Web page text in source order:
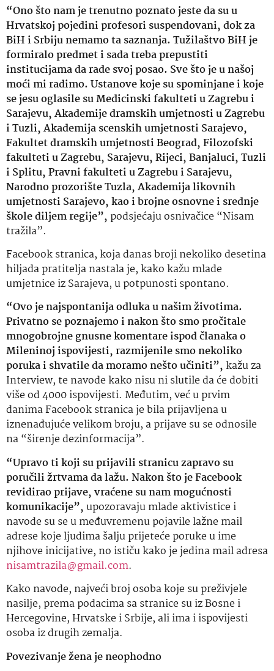
“Ono što nam je trenutno poznato jeste da su u
Hrvatskoj pojedini profesori suspendovani, dok za
BiH i Srbiju nemamo ta saznanja. Tužilaštvo BiH je
formiralo predmet i sada treba prepustiti
institucijama da rade svoj posao. Sve što je u našoj
moći mi radimo. Ustanove koje su spominjane i koje
se jesu oglasile su Medicinski fakulteti u Zagrebu i
Sarajevu, Akademije dramskih umjetnosti u Zagrebu
i Tuzli, Akademija scenskih umjetnosti Sarajevo,
Fakultet dramskih umjetnosti Beograd, Filozofski
fakulteti u Zagrebu, Sarajevu, Rijeci, Banjaluci, Tuzli
i Splitu, Pravni fakulteti u Zagrebu i Sarajevu,
Narodno prozorište Tuzla, Akademija likovnih
umjetnosti Sarajevo, kao i brojne osnovne i srednje
škole diljem regije”, podsjećaju osnivačice “Nisam
tražila”.
Facebook stranica, koja danas broji nekoliko desetina
hiljada pratitelja nastala je, kako kažu mlade
umjetnice iz Sarajeva, u potpunosti spontano.
“Ovo je najspontanija odluka u našim životima.
Privatno se poznajemo i nakon što smo pročitale
mnogobrojne gnusne komentare ispod članaka o
Mileninoj ispovijesti, razmijenile smo nekoliko
poruka i shvatile da moramo nešto učiniti”,kažu za
Interview, te navode kako nisu ni slutile da će dobiti
više od 4000 ispovijesti. Međutim, već u prvim
danima Facebook stranica je bila prijavljena u
iznenađujuće velikom broju, a prijave su se odnosile
na “širenje dezinformacija”.
“Upravo ti koji su prijavili stranicu zapravo su
poručili žrtvama da lažu. Nakon što je Facebook
revidirao prijave, vraćene su nam mogućnosti
komunikacije”, upozoravaju mlade aktivistice i
navode su se u međuvremenu pojavile lažne mail
adrese koje ljudima šalju prijeteće poruke u ime
njihove inicijative, no ističu kako je jedina mail adresa
nisamtrazila@gmail.com.
Kako navode, najveći broj osoba koje su preživjele
nasilje, prema podacima sa stranice su iz Bosne i
Hercegovine, Hrvatske i Srbije, ali ima i ispovijesti
osoba iz drugih zemalja.
Povezivanje žena je neophodno